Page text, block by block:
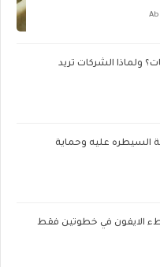
ولماذا الشركات تريد
السيطره عليه وحماية
الايفون في خطوتين فقط